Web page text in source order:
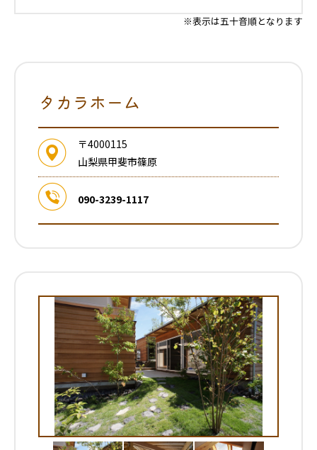
※表示は五十音順となります
タカラホーム
〒4000115
山梨県甲斐市篠原
090-3239-1117